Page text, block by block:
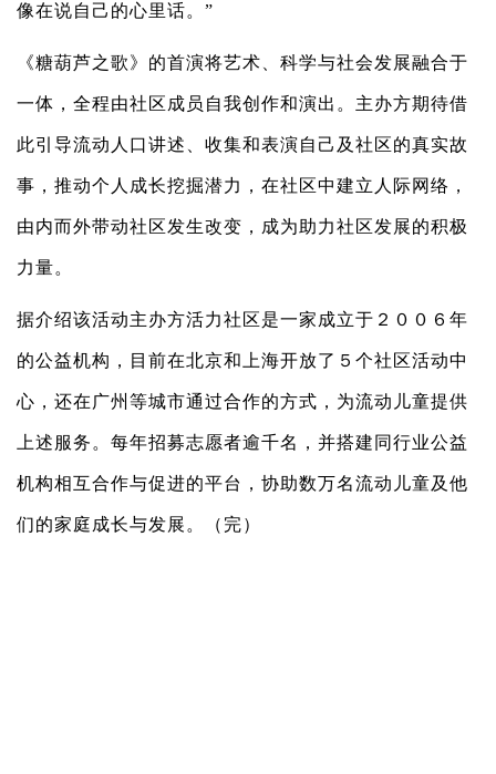
像在说自己的心里话。”
《糖葫芦之歌》的首演将艺术、科学与社会发展融合于
一体，全程由社区成员自我创作和演出。主办方期待借
此引导流动人口讲述、收集和表演自己及社区的真实故
事，推动个人成长挖掘潜力，在社区中建立人际网络，
由内而外带动社区发生改变，成为助力社区发展的积极
力量。
据介绍该活动主办方活力社区是一家成立于２００６年
的公益机构，目前在北京和上海开放了５个社区活动中
心，还在广州等城市通过合作的方式，为流动儿童提供
上述服务。每年招募志愿者逾千名，并搭建同行业公益
机构相互合作与促进的平台，协助数万名流动儿童及他
们的家庭成长与发展。（完）